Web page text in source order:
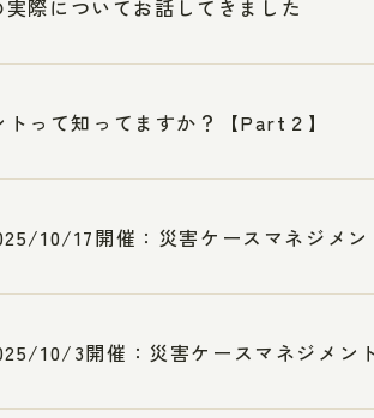
際についてお話してきました
って知ってますか？【Part２】
10/17開催：災害ケースマネジメ
10/3開催：災害ケースマネジメン